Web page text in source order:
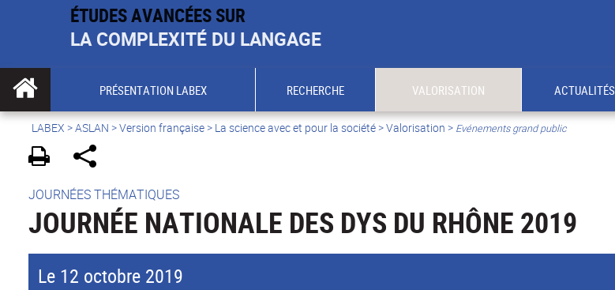
ÉTUDES AVANCÉES SUR
LA COMPLEXITÉ DU LANGAGE
PRÉSENTATION LABEX RECHERCHE VALORISATION ACTUALITÉS
LABEX >ASLAN >Version française> La science avec et pour la société>Valorisation > Evénements grand public
JOURNÉES THÉMATIQUES
JOURNÉE NATIONALE DES DYS DU RHÔNE 2019
Le 12 octobre 2019